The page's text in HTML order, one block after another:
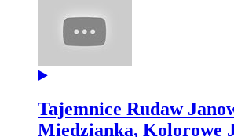
Tajemnice Rudaw
Miedzianka, Kolorowe